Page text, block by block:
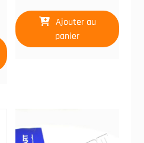
Ajouter au
panier